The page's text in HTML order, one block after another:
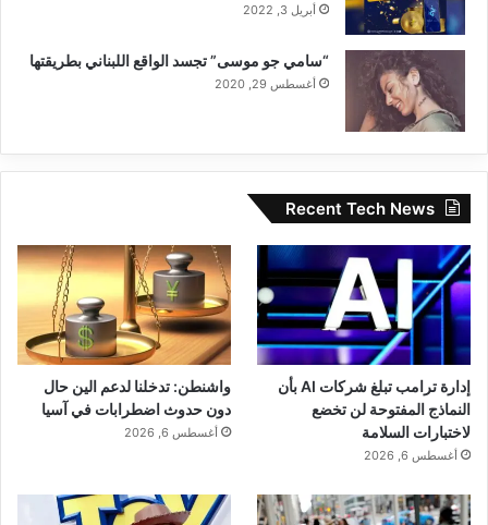
أبريل 3, 2022
“سامي جو موسى” تجسد الواقع اللبناني بطريقتها
أغسطس 29, 2020
Recent Tech News
إدارة ترامب تبلغ شركات AI بأن
النماذج المفتوحة لن تخضع
لاختبارات السلامة
أغسطس 6, 2026
واشنطن: تدخلنا لدعم الين حال
دون حدوث اضطرابات في آسيا
أغسطس 6, 2026